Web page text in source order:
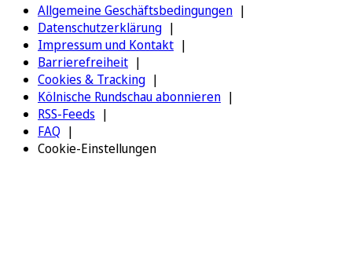
Allgemeine Geschäftsbedingungen
Datenschutzerklärung
Impressum und Kontakt
Barrierefreiheit
Cookies & Tracking
Kölnische Rundschau abonnieren
RSS-Feeds
FAQ
Cookie-Einstellungen